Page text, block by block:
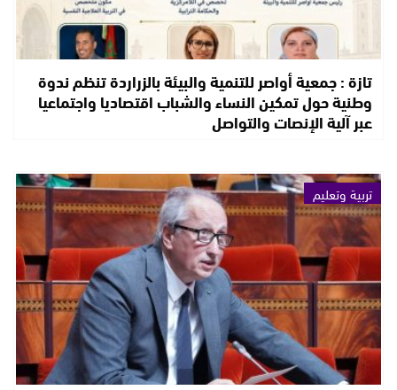
تازة : جمعية أواصر للتنمية والبيئة بالزراردة تنظم ندوة
وطنية حول تمكين النساء والشباب اقتصاديا واجتماعيا
عبر آلية الإنصات والتواصل
تربية وتعليم